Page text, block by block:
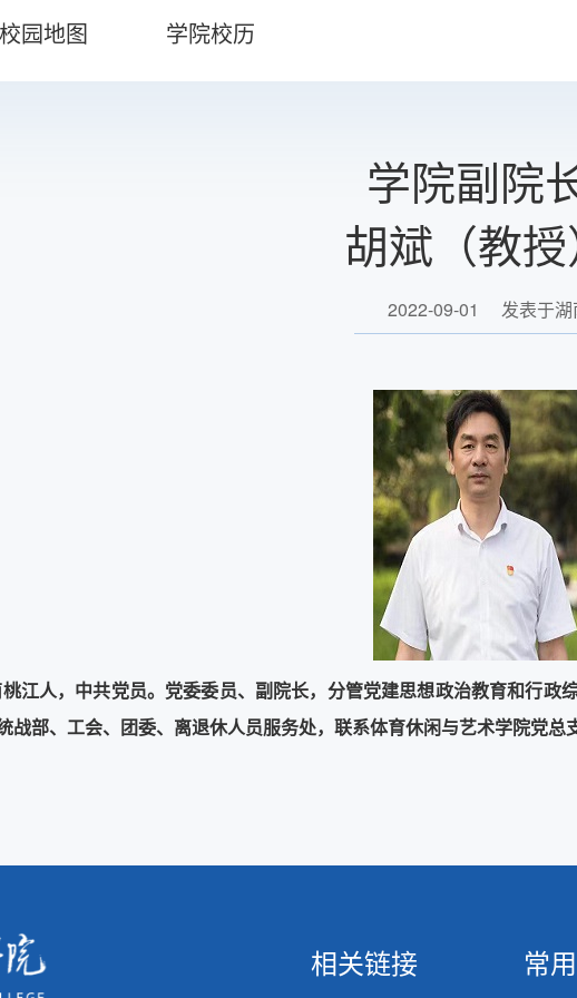
校园地图 学院校历
学院副院
胡斌（教授
2022-09-01 发表于湖
江人，中共党员。党委委员、副院长，分管党建思想政治教育和行
部、工会、团委、离退休人员服务处，联系体育休闲与艺术学院党总
常
相关链接